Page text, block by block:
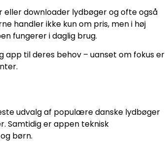
eller downloader lydbøger og ofte også
handler ikke kun om pris, men i høj
fungerer i daglig brug.
app til deres behov – uanset om fokus er
udvalg af populære danske lydbøger
Samtidig er appen teknisk
børn.